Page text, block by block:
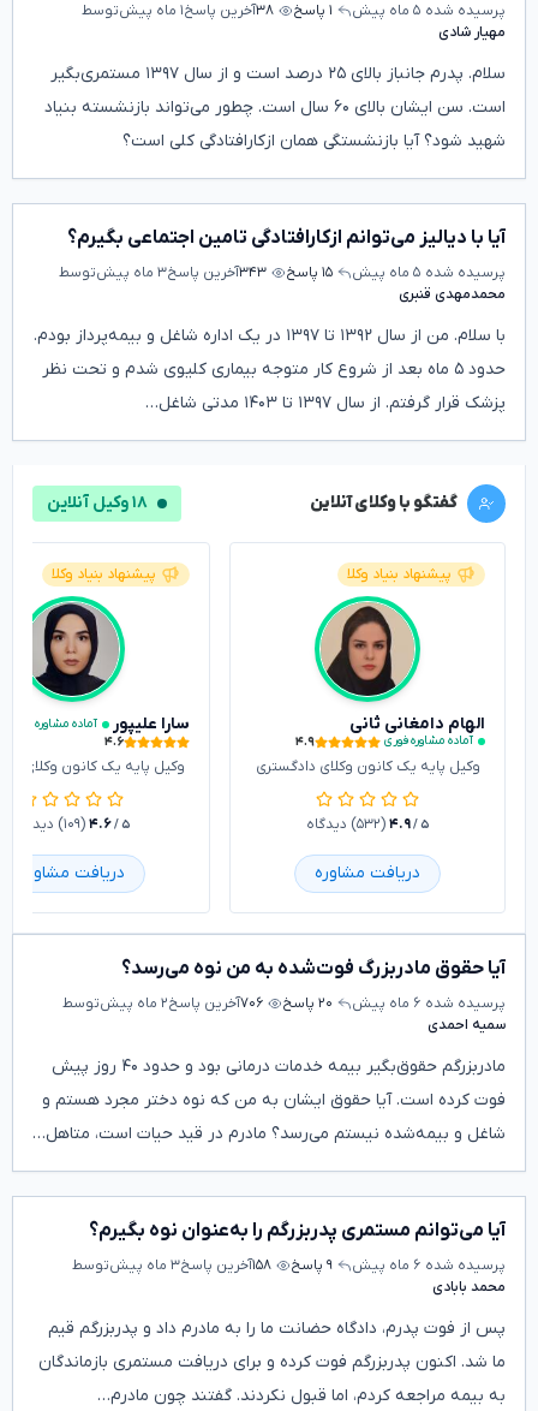
پرسیده شده ۵ ماه پیش ۱ پاسخ ۳۸آخرین پاسخ۱ ماه پیش
توسط
مهیار شادی
سلام. پدرم جانباز بالای ۲۵ درصد است و از سال ۱۳۹۷ مستمری‌بگیر
است. سن ایشان بالای ۶۰ سال است. چطور می‌تواند بازنشسته بنیاد
شهید شود؟ آیا بازنشستگی همان ازکارافتادگی کلی است؟
آیا با دیالیز می‌توانم ازکارافتادگی تامین اجتماعی بگیرم؟
پرسیده شده ۵ ماه پیش ۱۵ پاسخ ۳۴۳آخرین پاسخ۳ ماه پیش
توسط
محمدمهدی قنبری
با سلام. من از سال ۱۳۹۲ تا ۱۳۹۷ در یک اداره شاغل و بیمه‌پرداز بودم.
حدود ۵ ماه بعد از شروع کار متوجه بیماری کلیوی شدم و تحت نظر
پزشک قرار گرفتم. از سال ۱۳۹۷ تا ۱۴۰۳ مدتی شاغل…
گفتگو با وکلای آنلاین ۱۸ وکیل آنلاین
پیشنهاد بنیاد وکلا
الهام دامغانی ثانی
آماده مشاوره فوری ۴.۹
وکیل پایه یک کانون وکلای دادگستری
۴.۹/ ۵ (۵۳۲) دیدگاه
دریافت مشاوره
پیشنهاد بنیاد وکلا
سارا علیپور آماده مشاوره فوری
۴.۶
وکیل پایه یک کانون وکلای
۴.۶/ ۵ (۱۰۹) دیدگاه
دریافت مشاوره
آیا حقوق مادربزرگ فوت‌شده به من نوه می‌رسد؟
پرسیده شده ۶ ماه پیش ۲۰ پاسخ ۷۰۶آخرین پاسخ۲ ماه پیش
توسط
سمیه احمدی
مادربزرگم حقوق‌بگیر بیمه خدمات درمانی بود و حدود ۴۰ روز پیش
فوت کرده است. آیا حقوق ایشان به من که نوه دختر مجرد هستم و
شاغل و بیمه‌شده نیستم می‌رسد؟ مادرم در قید حیات است، متاهل…
آیا می‌توانم مستمری پدربزرگم را به‌عنوان نوه بگیرم؟
پرسیده شده ۶ ماه پیش ۹ پاسخ ۱۵۸آخرین پاسخ۳ ماه پیش
توسط
محمد بابادی
پس از فوت پدرم، دادگاه حضانت ما را به مادرم داد و پدربزرگم قیم
ما شد. اکنون پدربزرگم فوت کرده و برای دریافت مستمری بازماندگان
به بیمه مراجعه کردم، اما قبول نکردند. گفتند چون مادرم…